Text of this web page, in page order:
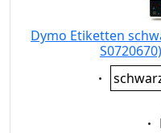
Dymo Etiketten